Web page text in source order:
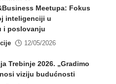
Meetupa: Fokus
inteligenciji u
i poslovanju
12/05/2026
Trebinje 2026. „Gradimo
viziju budućnosti